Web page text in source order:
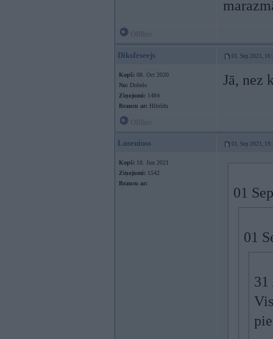
DiksIrseejs 01. Sep 2021,
Kopš: 08. Oct 2020
No: Dobele
Ziņojumi: 1484
Braucu ar: Hibrīdu
Jā, nez
Luseniuss 01. Sep 2021,
Kopš: 18. Jun 2021
Ziņojumi: 1542
Braucu ar:
01
01
31